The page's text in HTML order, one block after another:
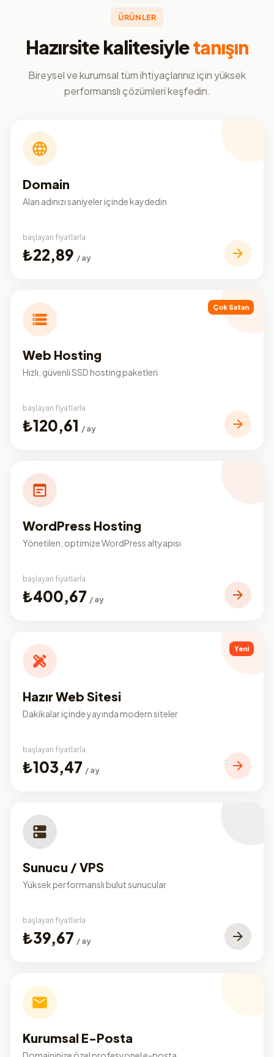
ÜRÜNLER
Hazırsite kalitesiyletanışın
Bireysel ve kurumsal tüm ihtiyaçlarınız için yüksek
performanslı çözümleri keşfedin.
Domain
Alan adınızı saniyeler içinde kaydedin
başlayan fiyatlarla
₺22,89 / ay
Çok Satan
Web Hosting
Hızlı, güvenli SSD hosting paketleri
başlayan fiyatlarla
₺120,61 / ay
WordPress Hosting
Yönetilen, optimize WordPress altyapısı
başlayan fiyatlarla
₺400,67 / ay
Yeni
Hazır Web Sitesi
Dakikalar içinde yayında modern siteler
başlayan fiyatlarla
₺103,47 / ay
Sunucu / VPS
Yüksek performanslı bulut sunucular
başlayan fiyatlarla
₺39,67 / ay
Kurumsal E-Posta